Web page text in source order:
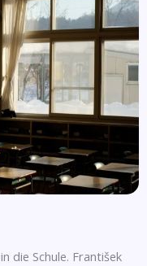
die Schule. František